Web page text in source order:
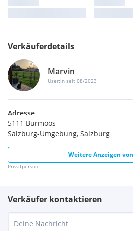
Verkäuferdetails
Marvin
User:in seit 08/2023
Adresse
5111 Bürmoos
Salzburg-Umgebung, Salzburg
Weitere Anzeigen von
Privatperson
Verkäufer kontaktieren